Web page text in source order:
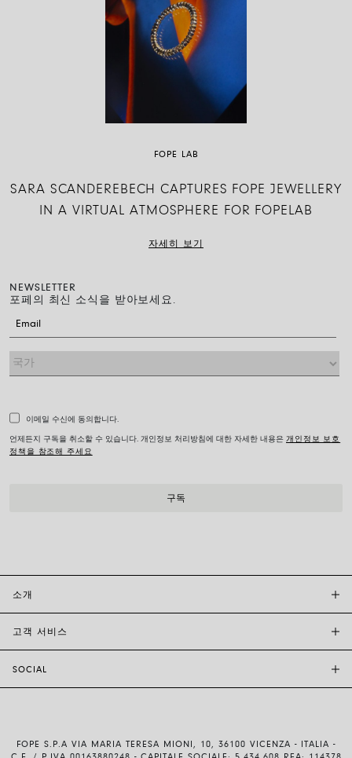
FOPE LAB
SARA SCANDEREBECH CAPTURES FOPE JEWELLERY
IN A VIRTUAL ATMOSPHERE FOR FOPELAB
자세히 보기
NEWSLETTER
포페의 최신 소식을 받아보세요.
이메일 수신에 동의합니다.
언제든지 구독을 취소할 수 있습니다. 개인정보 처리방침에 대한 자세한 내용은 개인정보 보호
정책을 참조해 주세요
소개
고객 서비스
배송 및 반품
SOCIAL
YOUTUBE
FOPE S.P.A VIA MARIA TERESA MIONI, 10, 36100 VICENZA - ITALIA -